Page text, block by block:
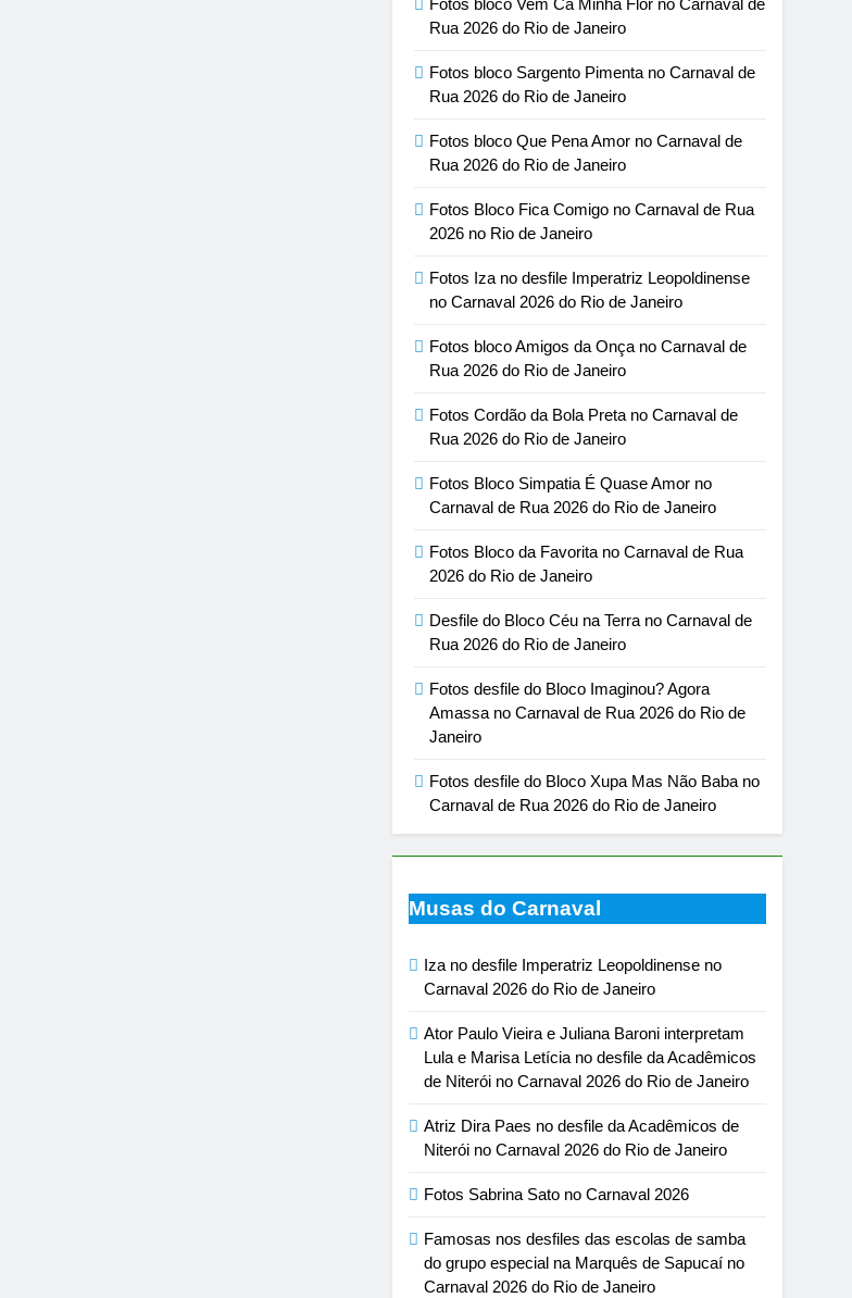
Fotos bloco Vem Cá Minha Flor no Carnaval de
Rua 2026 do Rio de Janeiro
Fotos bloco Sargento Pimenta no Carnaval de
Rua 2026 do Rio de Janeiro
Fotos bloco Que Pena Amor no Carnaval de
Rua 2026 do Rio de Janeiro
Fotos Bloco Fica Comigo no Carnaval de Rua
2026 no Rio de Janeiro
Fotos Iza no desfile Imperatriz Leopoldinense
no Carnaval 2026 do Rio de Janeiro
Fotos bloco Amigos da Onça no Carnaval de
Rua 2026 do Rio de Janeiro
Fotos Cordão da Bola Preta no Carnaval de
Rua 2026 do Rio de Janeiro
Fotos Bloco Simpatia É Quase Amor no
Carnaval de Rua 2026 do Rio de Janeiro
Fotos Bloco da Favorita no Carnaval de Rua
2026 do Rio de Janeiro
Desfile do Bloco Céu na Terra no Carnaval de
Rua 2026 do Rio de Janeiro
Fotos desfile do Bloco Imaginou? Agora
Amassa no Carnaval de Rua 2026 do Rio de
Janeiro
Fotos desfile do Bloco Xupa Mas Não Baba no
Carnaval de Rua 2026 do Rio de Janeiro
Musas do Carnaval
Iza no desfile Imperatriz Leopoldinense no
Carnaval 2026 do Rio de Janeiro
Ator Paulo Vieira e Juliana Baroni interpretam
Lula e Marisa Letícia no desfile da Acadêmicos
de Niterói no Carnaval 2026 do Rio de Janeiro
Atriz Dira Paes no desfile da Acadêmicos de
Niterói no Carnaval 2026 do Rio de Janeiro
Fotos Sabrina Sato no Carnaval 2026
Famosas nos desfiles das escolas de samba
do grupo especial na Marquês de Sapucaí no
Carnaval 2026 do Rio de Janeiro